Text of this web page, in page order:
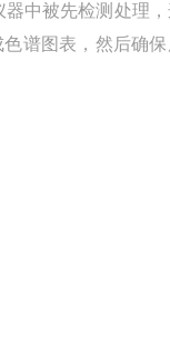
中被先检测处理
谱图表，然后确